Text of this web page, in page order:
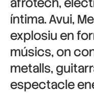
íntima. Avui,
explosiu en
músics, on
metalls,
espectacle